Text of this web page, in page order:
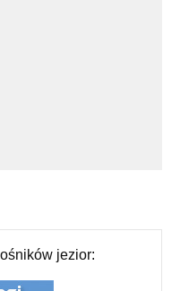
jezior: